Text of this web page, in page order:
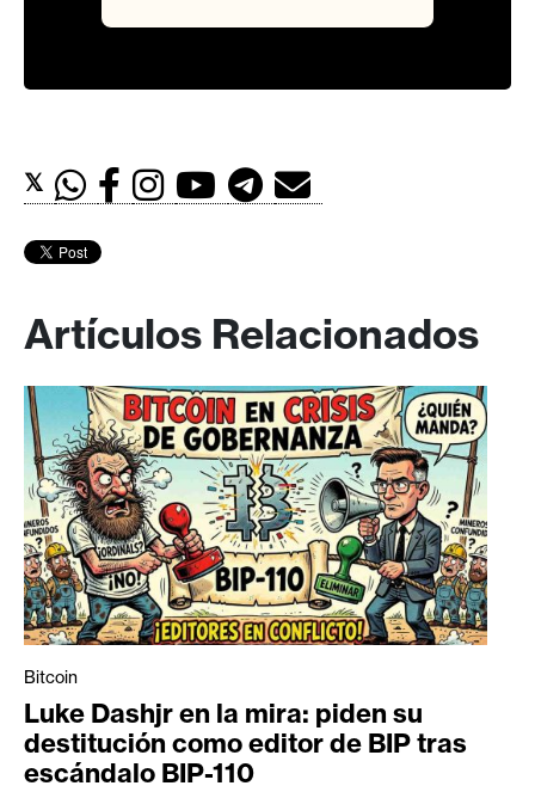
𝕏
Artículos Relacionados
Bitcoin
Luke Dashjr en la mira: piden su
destitución como editor de BIP tras
escándalo BIP-110